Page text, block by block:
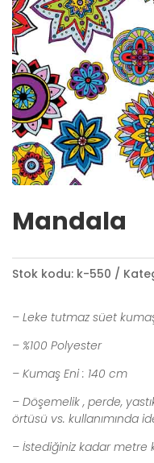
Mandala
Stok kodu: k-550
– Leke tutmaz süet
– %100 Polyester
– Kumaş Eni : 140 cm
– Döşemelik , perde,
örtüsü vs. kullanımında
– İstediğiniz kadar metre